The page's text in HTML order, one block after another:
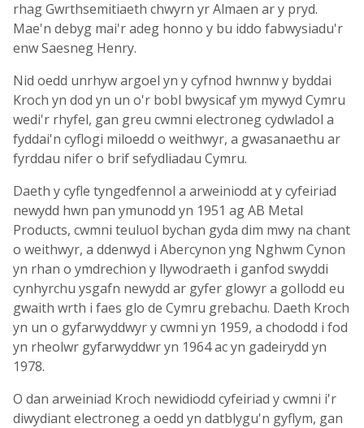
rhag Gwrthsemitiaeth chwyrn yr Almaen ar y pryd.
Mae'n debyg mai'r adeg honno y bu iddo fabwysiadu'r
enw Saesneg Henry.
Nid oedd unrhyw argoel yn y cyfnod hwnnw y byddai
Kroch yn dod yn un o'r bobl bwysicaf ym mywyd Cymru
wedi'r rhyfel, gan greu cwmni electroneg cydwladol a
fyddai'n cyflogi miloedd o weithwyr, a gwasanaethu ar
fyrddau nifer o brif sefydliadau Cymru.
Daeth y cyfle tyngedfennol a arweiniodd at y cyfeiriad
newydd hwn pan ymunodd yn 1951 ag AB Metal
Products, cwmni teuluol bychan gyda dim mwy na chant
o weithwyr, a ddenwyd i Abercynon yng Nghwm Cynon
yn rhan o ymdrechion y llywodraeth i ganfod swyddi
cynhyrchu ysgafn newydd ar gyfer glowyr a gollodd eu
gwaith wrth i faes glo de Cymru grebachu. Daeth Kroch
yn un o gyfarwyddwyr y cwmni yn 1959, a chododd i fod
yn rheolwr gyfarwyddwr yn 1964 ac yn gadeirydd yn
1978.
O dan arweiniad Kroch newidiodd cyfeiriad y cwmni i'r
diwydiant electroneg a oedd yn datblygu'n gyflym, gan